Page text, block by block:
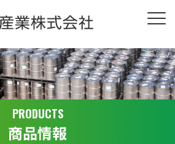
PRODUCTS
商品情報